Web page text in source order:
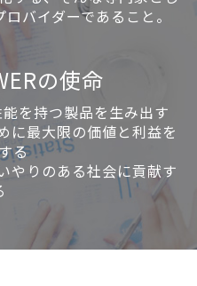
バイダーであること。
の使命
を持つ製品を生み出す
に最大限の価値と利益を
る
やりのある社会に貢献す